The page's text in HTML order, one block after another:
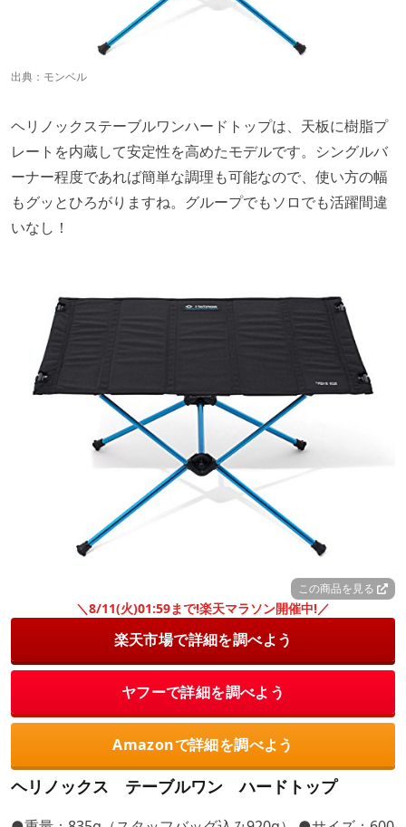
出典： モンベル
ヘリノックステーブルワンハードトップは、天板に樹脂プ
レートを内蔵して安定性を高めたモデルです。シングルバ
ーナー程度であれば簡単な調理も可能なので、使い方の幅
もグッとひろがりますね。グループでもソロでも活躍間違
いなし！
この商品を見る
＼8/11(火)01:59まで!楽天マラソン開催中!／
楽天市場で詳細を調べよう
ヤフーで詳細を調べよう
Amazonで詳細を調べよう
ヘリノックス テーブルワン ハードトップ